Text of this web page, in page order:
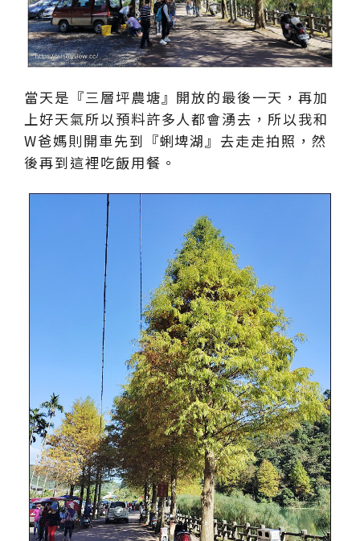
當天是『三層坪農塘』開放的最後一天，再加
上好天氣所以預料許多人都會湧去，所以我和
W爸媽則開車先到『蜊埤湖』去走走拍照，然
後再到這裡吃飯用餐。